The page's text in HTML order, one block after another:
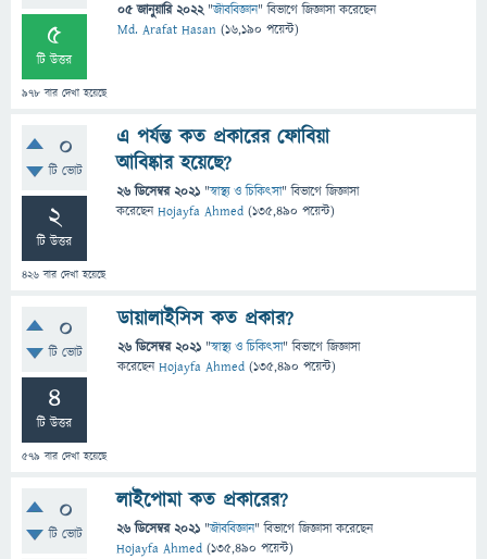
5
টি উত্তর
978 বার দেখা হয়েছে
05 জানুয়ারি 2022 "জীববিজ্ঞান" বিভাগে জিজ্ঞাসাকরেছেন
Md. Arafat Hasan (16,190 পয়েন্ট)
0
টি ভোট
2
টি উত্তর
426 বার দেখা হয়েছে
এ পর্যন্ত কত প্রকারের ফোবিয়া
আবিষ্কার হয়েছে?
26 ডিসেম্বর 2021 "স্বাস্থ্য ও চিকিৎসা" বিভাগে জিজ্ঞাসা
করেছেনHojayfa Ahmed (135,490 পয়েন্ট)
0
টি ভোট
4
টি উত্তর
579 বার দেখা হয়েছে
ডায়ালাইসিস কত প্রকার?
26 ডিসেম্বর 2021 "স্বাস্থ্য ও চিকিৎসা" বিভাগে জিজ্ঞাসা
করেছেনHojayfa Ahmed (135,490 পয়েন্ট)
0
টি ভোট
লাইপোমা কত প্রকারের?
26 ডিসেম্বর 2021 "জীববিজ্ঞান" বিভাগে জিজ্ঞাসাকরেছেন
Hojayfa Ahmed (135,490 পয়েন্ট)